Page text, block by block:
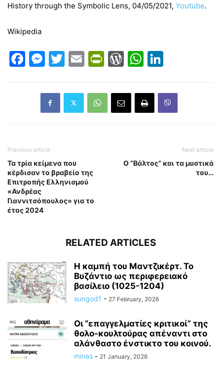
History through the Symbolic Lens, 04/05/2021, Youtube.
Wikipedia
Facebook
Messenger
Twitter
EmailPrintFriendly
WordPress
WhatsApp
Previous article
Τα τρία κείμενα που
κέρδισαν το βραβείο της
Επιτροπής Ελληνισμού
«Ανδρέας
Γιαννιτσόπουλος» για το
έτος 2024
Next article
Ο “Βάλτος” και τα μυστικά
του…
RELATED ARTICLES
Η καμπή του Μαντζικέρτ. Το
Βυζάντιο ως περιφερειακό
βασίλειο (1025-1204)
sungod1 - 27 February, 2026
Οι “επαγγελματίες κριτικοί” της
θολο-κουλτούρας απέναντι στο
αλάνθαστο ένστικτο του κοινού.
minas - 21 January, 2026